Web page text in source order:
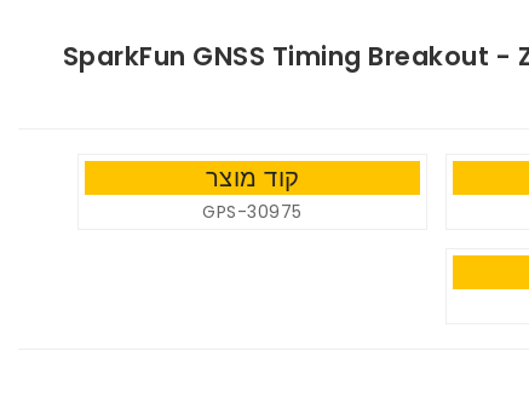
SparkFun GNSS Timing Breakout -
קוד מוצר
GPS-30975